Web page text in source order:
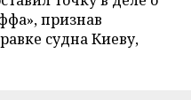
признав
судна Киеву,